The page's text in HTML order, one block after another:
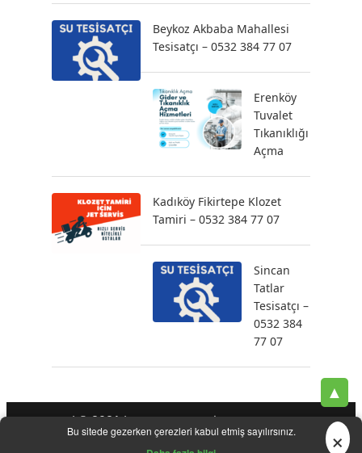
Beykoz Akbaba Mahallesi
Tesisatçı – 0532 384 77 07
Erenköy
Tuvalet
Tıkanıklığı
Açma
Kadıköy Fikirtepe Klozet
Tamiri – 0532 384 77 07
Sincan
Tatlar
Tesisatçı –
0532 384
77 07
Bu sitede gezerken çerezleri kabul etmiş sayılırsınız. ×
▲
| © 2021 |- - - Klozet
Su Kaçak Tespiti-Su Tesisatçı-Su Tesisat Hizmetleri-